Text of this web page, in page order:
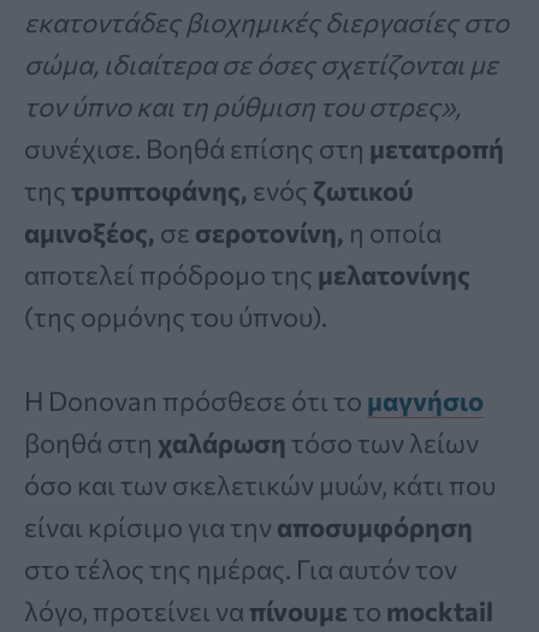
εκατοντάδες βιοχημικές διεργασίες στο
σώμα, ιδιαίτερα σε όσες σχετίζονται με
τον ύπνο και τη ρύθμιση του στρες»,
συνέχισε. Βοηθά επίσης στη μετατροπή
τηςτρυπτοφάνης, ενός ζωτικού
αμινοξέος, σε σεροτονίνη, η οποία
αποτελεί πρόδρομο της μελατονίνης
(της ορμόνης του ύπνου).
Η Donovan πρόσθεσε ότι το μαγνήσιο
βοηθά στη χαλάρωση τόσο των λείων
όσο και των σκελετικών μυών, κάτι που
είναι κρίσιμο για την αποσυμφόρηση
στο τέλος της ημέρας. Για αυτόν τον
λόγο, προτείνει να πίνουμε το mocktail